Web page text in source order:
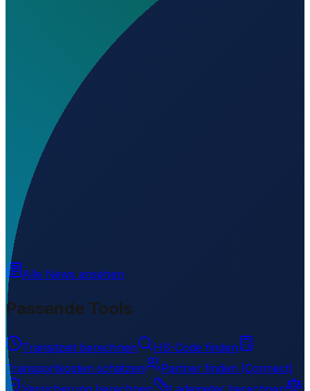
Wo liegt A6 Tunnel Western Entrance Helipad?
Wird geladen...
Alle News ansehen
Passende Tools
Transitzeit berechnen
HS-Code finden
Transportkosten schätzen
Partner finden (Connect)